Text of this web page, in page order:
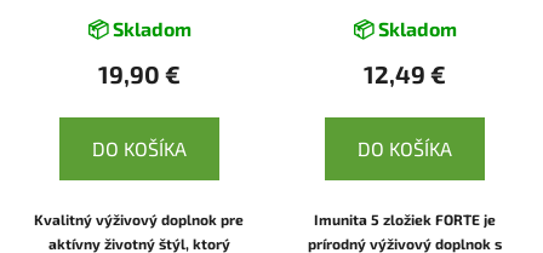
tabliet - Annabis
📦 Skladom
19,90 €
DO KOŠÍKA
Kvalitný výživový doplnok pre
aktívny životný štýl, ktorý
📦 Skladom
12,49 €
DO KOŠÍKA
Imunita 5 zložiek FORTE je
prírodný výživový doplnok s